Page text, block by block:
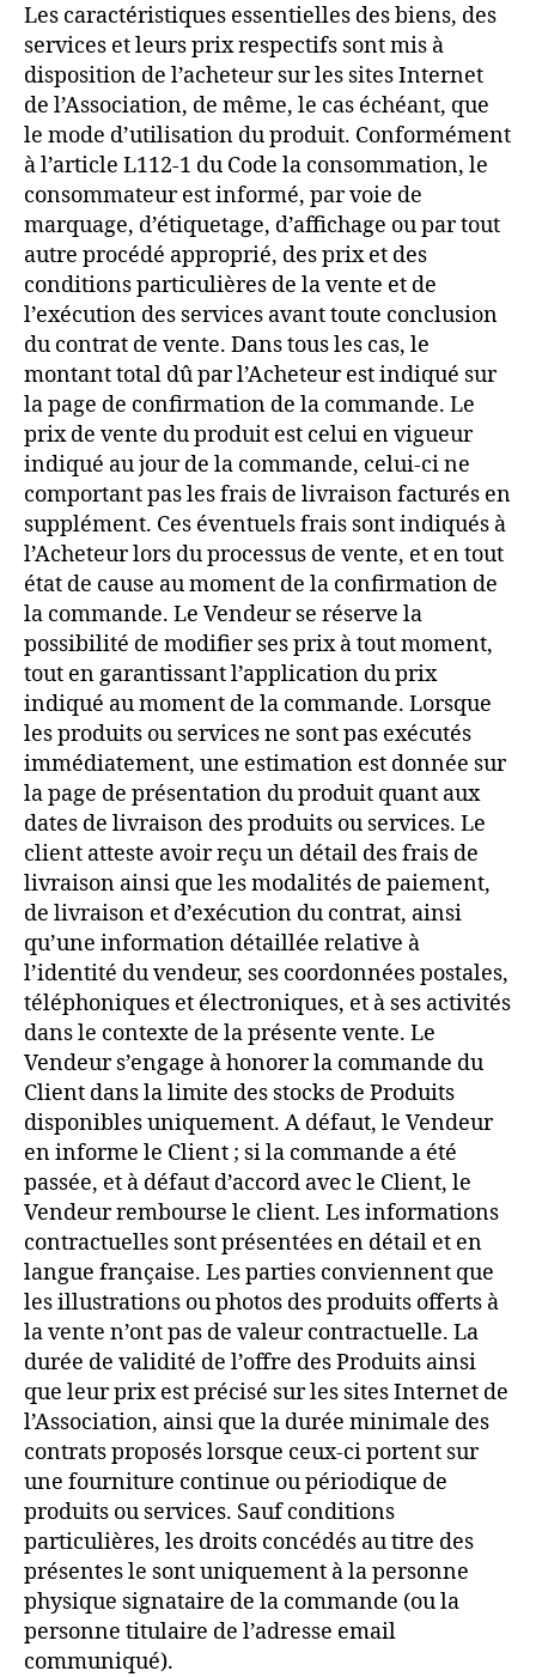
Les caractéristiques essentielles des biens, des
services et leurs prix respectifs sont mis à
disposition de l’acheteur sur les sites Internet
de l’Association, de même, le cas échéant, que
le mode d’utilisation du produit. Conformément
à l’article L112-1 du Code la consommation, le
consommateur est informé, par voie de
marquage, d’étiquetage, d’affichage ou par tout
autre procédé approprié, des prix et des
conditions particulières de la vente et de
l’exécution des services avant toute conclusion
du contrat de vente. Dans tous les cas, le
montant total dû par l’Acheteur est indiqué sur
la page de confirmation de la commande. Le
prix de vente du produit est celui en vigueur
indiqué au jour de la commande, celui-ci ne
comportant pas les frais de livraison facturés en
supplément. Ces éventuels frais sont indiqués à
l’Acheteur lors du processus de vente, et en tout
état de cause au moment de la confirmation de
la commande. Le Vendeur se réserve la
possibilité de modifier ses prix à tout moment,
tout en garantissant l’application du prix
indiqué au moment de la commande. Lorsque
les produits ou services ne sont pas exécutés
immédiatement, une estimation est donnée sur
la page de présentation du produit quant aux
dates de livraison des produits ou services. Le
client atteste avoir reçu un détail des frais de
livraison ainsi que les modalités de paiement,
de livraison et d’exécution du contrat, ainsi
qu’une information détaillée relative à
l’identité du vendeur, ses coordonnées postales,
téléphoniques et électroniques, et à ses activités
dans le contexte de la présente vente. Le
Vendeur s’engage à honorer la commande du
Client dans la limite des stocks de Produits
disponibles uniquement. A défaut, le Vendeur
en informe le Client ; si la commande a été
passée, et à défaut d’accord avec le Client, le
Vendeur rembourse le client. Les informations
contractuelles sont présentées en détail et en
langue française. Les parties conviennent que
les illustrations ou photos des produits offerts à
la vente n’ont pas de valeur contractuelle. La
durée de validité de l’offre des Produits ainsi
que leur prix est précisé sur les sites Internet de
l’Association, ainsi que la durée minimale des
contrats proposés lorsque ceux-ci portent sur
une fourniture continue ou périodique de
produits ou services. Sauf conditions
particulières, les droits concédés au titre des
présentes le sont uniquement à la personne
physique signataire de la commande (ou la
personne titulaire de l’adresse email
communiqué).